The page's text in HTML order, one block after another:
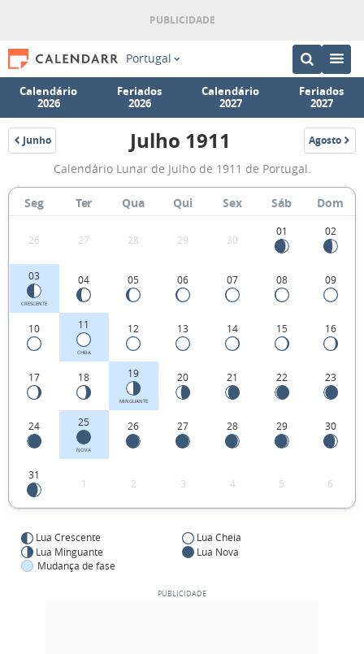
Portugal
Calendário
2026
Feriados
2026
Calendário
2027
Feriados
2027
Junho
1911
Fases
da
Lua
1911
Julho 1911 Agosto
1911
Calendário Lunar de Julho de 1911 de Portugal.
Seg Ter Qua Qui Sex Sáb Dom
26 27 28 29 30
01 02
03
CRESCENTE
04 05 06 07 08 09
10 11
CHEIA
12 13 14 15 16
17 18 19
MINGUANTE
20 21 22 23
24 25
NOVA
26 27 28 29 30
31
1 2 3 4 5 6
Lua Crescente
Lua Cheia
Lua Minguante
Lua Nova
Mudança de fase